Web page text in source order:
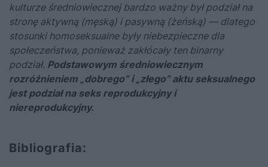
kulturze średniowiecznej bardzo ważny był podział na
stronę aktywną (męską) i pasywną (żeńską) — dlatego
stosunki homoseksualne były niebezpieczne dla
społeczeństwa, ponieważ zakłócały ten binarny
podział. Podstawowym średniowiecznym
rozróżnieniem „dobrego” i „złego” aktu seksualnego
jest podział na seks reprodukcyjny i
niereprodukcyjny.
Bibliografia: